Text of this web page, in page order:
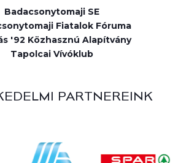
Badacsonytomaji SE
Fiatalok Fóruma
'92 Közhasznú Alapítvány
Tapolcai Vívóklub
PARTNEREINK